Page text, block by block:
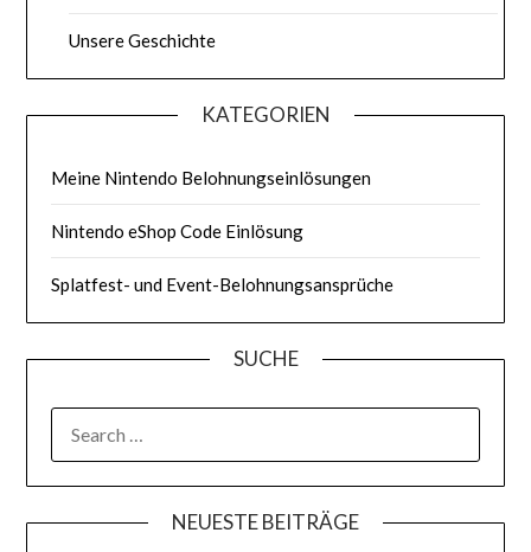
Unsere Geschichte
KATEGORIEN
Meine Nintendo Belohnungseinlösungen
Nintendo eShop Code Einlösung
Splatfest- und Event-Belohnungsansprüche
SUCHE
FOR:
NEUESTE BEITRÄGE